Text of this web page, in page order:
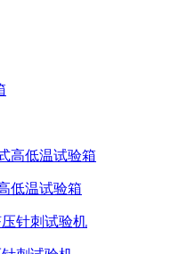
低温试验箱